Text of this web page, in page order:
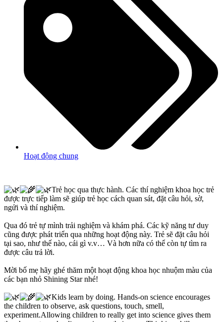
Hoạt động chung
Trẻ học qua thực hành. Các thí nghiệm khoa học trẻ
được trực tiếp làm sẽ giúp trẻ học cách quan sát, đặt câu hỏi, sờ,
ngửi và thí nghiệm.
Qua đó trẻ tự mình trải nghiệm và khám phá. Các kỹ năng tư duy
cũng được phát triển qua những hoạt động này. Trẻ sẽ đặt câu hỏi
tại sao, như thế nào, cái gì v.v… Và hơn nữa có thể còn tự tìm ra
được câu trả lời.
Mời bố mẹ hãy ghé thăm một hoạt động khoa học nhuộm màu của
các bạn nhỏ Shining Star nhé!
Kids learn by doing. Hands-on science encourages
the children to observe, ask questions, touch, smell,
experiment.Allowing children to really get into science gives them